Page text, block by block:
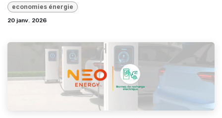
economies énergie
20 janv. 2026